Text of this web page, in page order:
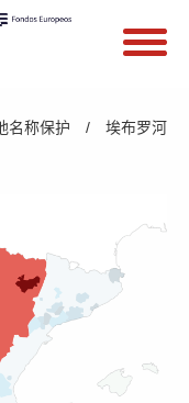
名称保护 /
埃布罗河